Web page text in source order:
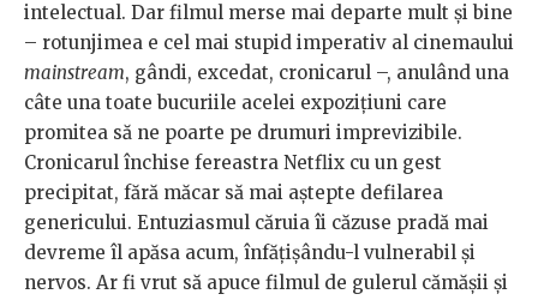
intelectual. Dar filmul merse mai departe mult și bine
– rotunjimea e cel mai stupid imperativ al cinemaului
mainstream, gândi, excedat, cronicarul –, anulând una
câte una toate bucuriile acelei expozițiuni care
promitea să ne poarte pe drumuri imprevizibile.
Cronicarul închise fereastra Netflix cu un gest
precipitat, fără măcar să mai aștepte defilarea
genericului. Entuziasmul căruia îi căzuse pradă mai
devreme îl apăsa acum, înfățișându-l vulnerabil și
nervos. Ar fi vrut să apuce filmul de gulerul cămășii și